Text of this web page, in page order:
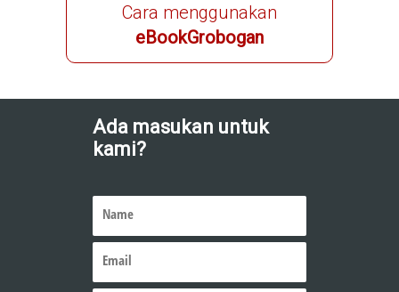
Cara menggunakan
eBookGrobogan
Ada masukan untuk
kami?